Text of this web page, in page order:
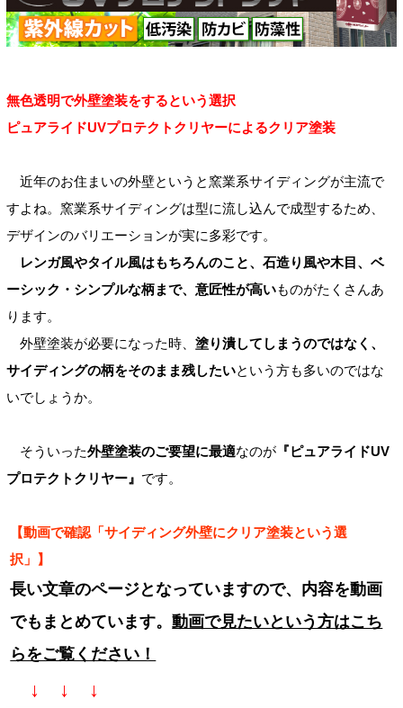
無色透明で外壁塗装をするという選択
ピュアライドUVプロテクトクリヤーによるクリア塗装
近年のお住まいの外壁というと窯業系サイディングが主流で
すよね。窯業系サイディングは型に流し込んで成型するため、
デザインのバリエーションが実に多彩です。
レンガ風やタイル風はもちろんのこと、石造り風や木目、ベ
ーシック・シンプルな柄まで、意匠性が高いものがたくさんあ
ります。
外壁塗装が必要になった時、 塗り潰してしまうのではなく、
サイディングの柄をそのまま残したいという方も多いのではな
いでしょうか。
そういった外壁塗装のご要望に最適なのが 『ピュアライドUV
プロテクトクリヤー』 です。
【動画で確認「サイディング外壁にクリア塗装という選
択」】
長い文章のページとなっていますので、内容を動画
でもまとめています。動画で見たいという方はこち
らをご覧ください！
↓ ↓ ↓